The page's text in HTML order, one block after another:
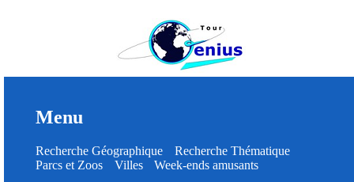
Menu
Recherche Géographique
Recherche Thématique
Parcs et Zoos
Villes Week-ends amusants